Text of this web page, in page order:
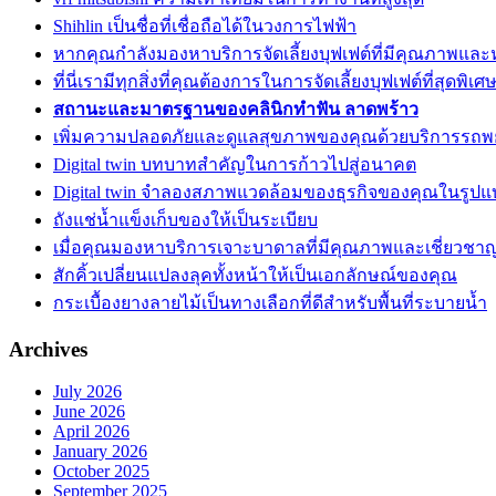
Shihlin เป็นชื่อที่เชื่อถือได้ในวงการไฟฟ้า
หากคุณกำลังมองหาบริการจัดเลี้ยงบุฟเฟต์ที่มีคุณภาพและ
ที่นี่เรามีทุกสิ่งที่คุณต้องการในการจัดเลี้ยงบุฟเฟต์ที่สุดพิเศษ
สถานะและมาตรฐานของคลินิกทำฟัน ลาดพร้าว
เพิ่มความปลอดภัยและดูแลสุขภาพของคุณด้วยบริการรถพ
Digital twin บทบาทสำคัญในการก้าวไปสู่อนาคต
Digital twin จำลองสภาพแวดล้อมของธุรกิจของคุณในรูป
ถังแช่น้ำแข็งเก็บของให้เป็นระเบียบ
เมื่อคุณมองหาบริการเจาะบาดาลที่มีคุณภาพและเชี่ยวชา
สักคิ้วเปลี่ยนแปลงลุคทั้งหน้าให้เป็นเอกลักษณ์ของคุณ
กระเบื้องยางลายไม้เป็นทางเลือกที่ดีสำหรับพื้นที่ระบายน้ำ
Archives
July 2026
June 2026
April 2026
January 2026
October 2025
September 2025